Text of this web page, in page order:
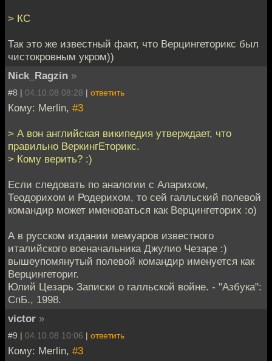
> КС
Так это же известный факт, что Верцингеторикс был
чистокровным укром))
Nick_Ragzin »
#8 | 04.10.08 08:28 | ответить
Кому: Merlin, #3
> А вон английская википедия утверждает, что
правильно ВеркингЕторикс.
> Кому верить? :)
Если следовать по аналогии с Аларихом,
Теодорихом и Родерихом, то сей галльский полевой
командир может именоваться как Верцингеторих :о)
А в русском издании мемуаров известного
италийского военачальника Джулио Чезаре :)
вышеупомянутый полевой командир именуется как
Верцингеториг.
Юлий Цезарь Записки о галльской войне. - "Азбука":
СпБ., 1998.
victor »
#9 | 04.10.08 10:06 | ответить
Кому: Merlin, #3